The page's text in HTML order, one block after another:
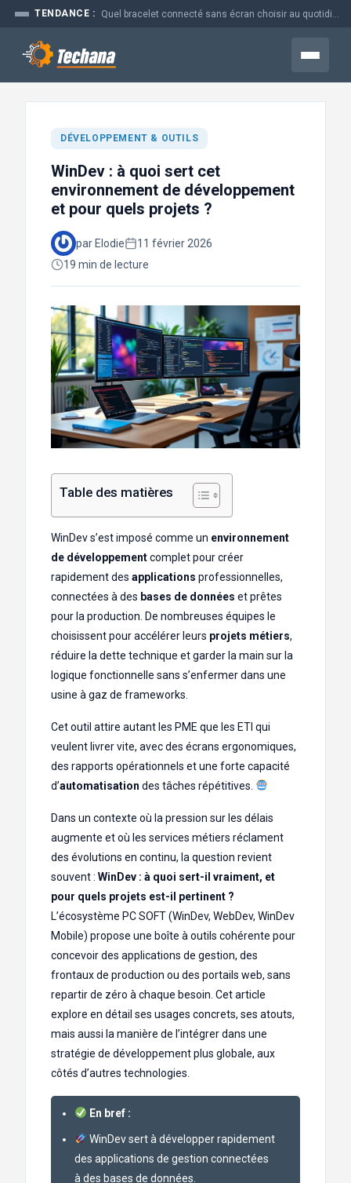
Aller
contenu
TENDANCE :
Prime time en marketing : pourquoi ce moment coûte si cher aux...
Menu
DÉVELOPPEMENT & OUTILS
WinDev : à quoi sert cet
environnement de développement
et pour quels projets ?
par Elodie
11 février 2026
19 min de lecture
Table des matières
WinDev s’est imposé comme un environnement
de développementcomplet pour créer
rapidement des applications professionnelles,
connectées à des bases de données et prêtes
pour la production. De nombreuses équipes le
choisissent pour accélérer leurs projets métiers,
réduire la dette technique et garder la main sur la
logique fonctionnelle sans s’enfermer dans une
usine à gaz de frameworks.
Cet outil attire autant les PME que les ETI qui
veulent livrer vite, avec des écrans ergonomiques,
des rapports opérationnels et une forte capacité
d’automatisation des tâches répétitives.
Dans un contexte où la pression sur les délais
augmente et où les services métiers réclament
des évolutions en continu, la question revient
souvent : WinDev : à quoi sert-il vraiment, et
pour quels projets est-il pertinent ?
L’écosystème PC SOFT (WinDev, WebDev, WinDev
Mobile) propose une boîte à outils cohérente pour
concevoir des applications de gestion, des
frontaux de production ou des portails web, sans
repartir de zéro à chaque besoin. Cet article
explore en détail ses usages concrets, ses atouts,
mais aussi la manière de l’intégrer dans une
stratégie de développement plus globale, aux
côtés d’autres technologies.
En bref :
WinDev sert à développer rapidement
des applications de gestion connectées
à des bases de données.